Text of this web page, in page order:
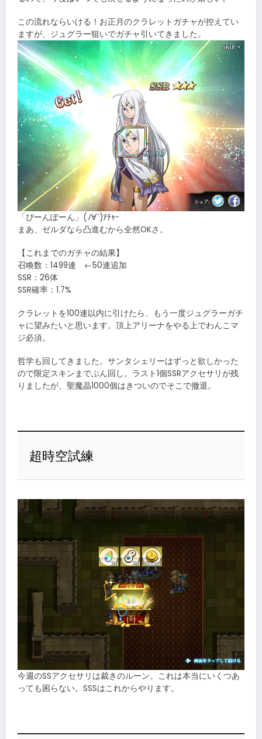
この流れならいける！お正月のクラレットガチャが控えてい
ますが、ジュグラー狙いでガチャ引いてきました。
「ぴーんぽーん」(ﾉ∀`)ｱﾁｬｰ
まあ、ゼルダなら凸進むから全然OKさ。
【これまでのガチャの結果】
召喚数：1499連 ←50連追加
SSR：26体
SSR確率：1.7%
クラレットを100連以内に引けたら、もう一度ジュグラーガチ
ャに望みたいと思います。頂上アリーナをやる上でわんこマ
ジ必須。
哲学も回してきました。サンタシェリーはずっと欲しかった
ので限定スキンまでぶん回し。ラスト1個SSRアクセサリが残
りましたが、聖魔晶1000個はきついのでそこで撤退。
超時空試練
今週のSSアクセサリは裁きのルーン。これは本当にいくつあ
っても困らない。SSSはこれからやります。